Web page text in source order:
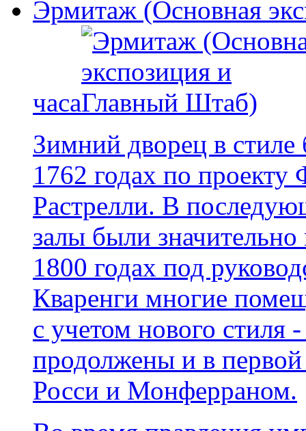
Эрмитаж (Основная
часа
Зимний дворец в
1762 годах по проекту
Растрелли. В
залы были
1800 годах под
Кваренги многие
с учетом нового стиля
продолжены и в
Росси и Монферраном.